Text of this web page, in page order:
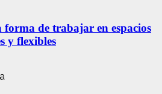
de trabajar en espacios
y flexibles